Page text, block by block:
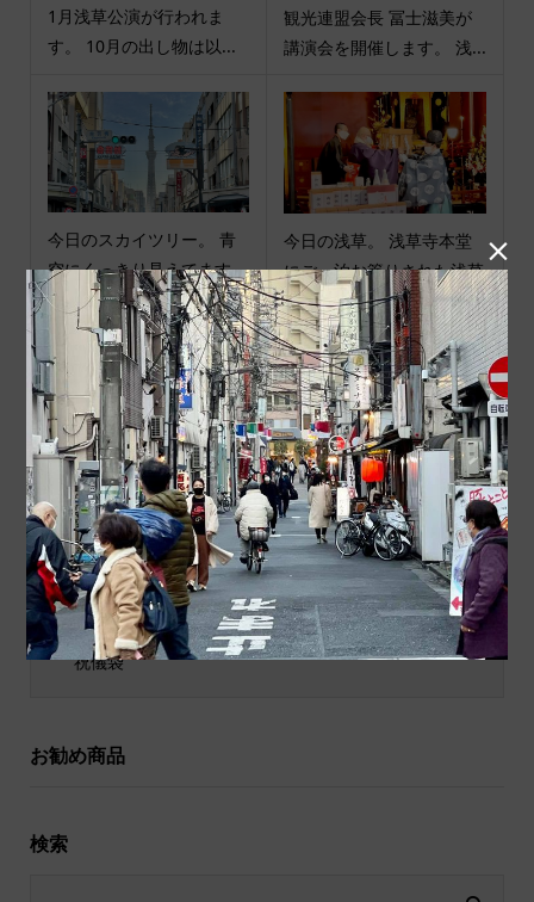
1月浅草公演が行われま
す。 10月の出し物は以...
観光連盟会長 冨士滋美が
講演会を開催します。 浅...
今日のスカイツリー。 青
空にくっきり見えてます。
祝儀袋旭屋は元気に営業...
今日の浅草。 浅草寺本堂
にご一泊お篭りされた浅草
神社御神霊が浅草神社に...
商品カテゴリ
商品ジャンル
ポチ袋
和小物
祝儀袋
お勧め商品
検索
